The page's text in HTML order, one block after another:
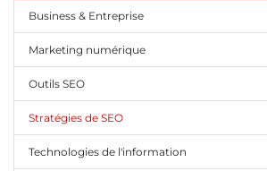
Business & Entreprise
Marketing numérique
Outils SEO
Stratégies de SEO
Technologies de l'information